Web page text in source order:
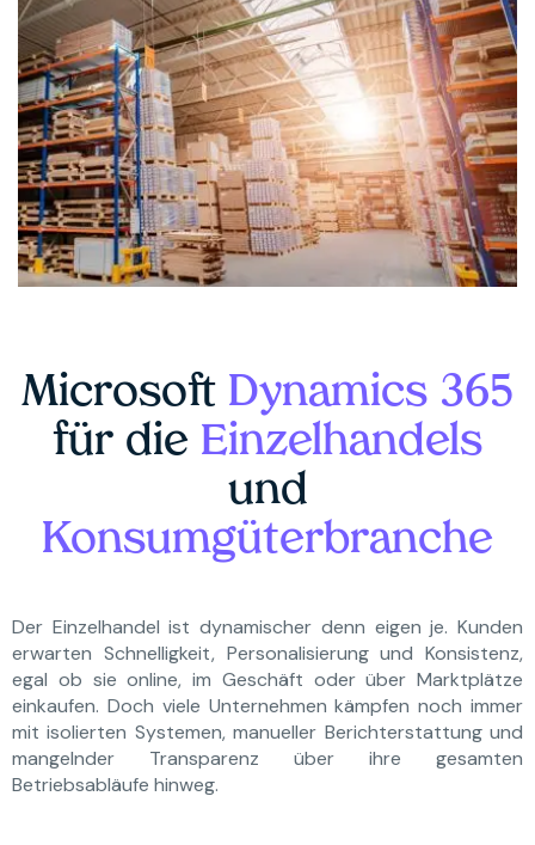
Microsoft Dynamics 365
für die Einzelhandels
und
Konsumgüterbranche
Der Einzelhandel ist dynamischer denn eigen je. Kunden
erwarten Schnelligkeit, Personalisierung und Konsistenz,
egal ob sie online, im Geschäft oder über Marktplätze
einkaufen. Doch viele Unternehmen kämpfen noch immer
mit isolierten Systemen, manueller Berichterstattung und
mangelnder Transparenz über ihre gesamten
Betriebsabläufe hinweg.